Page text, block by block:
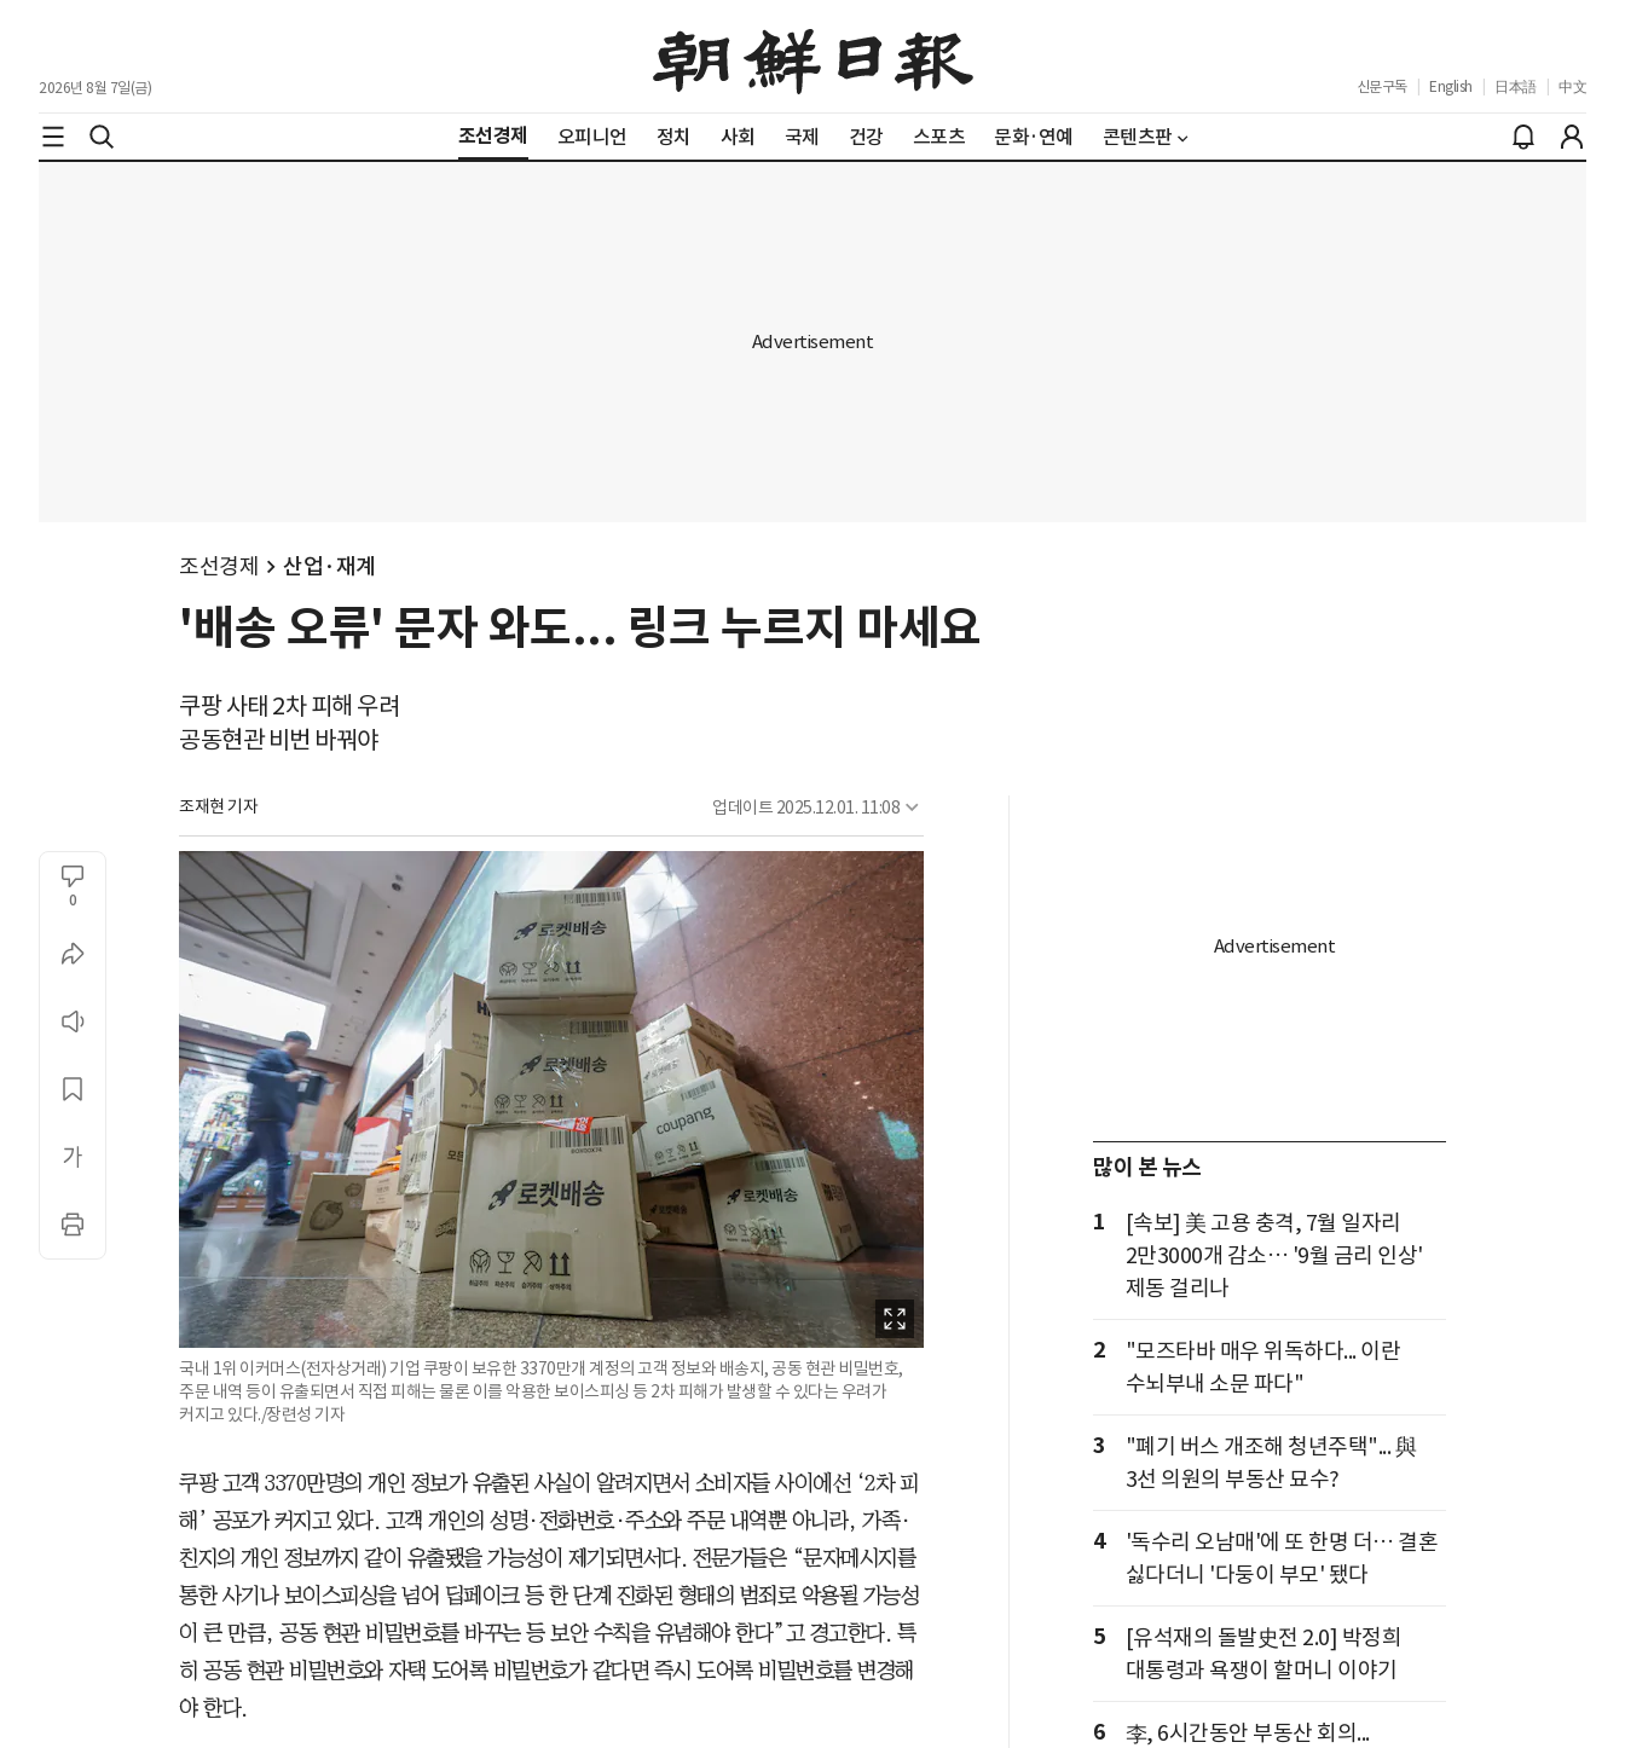
2026년 8월 7일(금) 신문구독 English 日本語 中文
조선경제 오피니언 정치 사회 국제 건강 스포츠 문화·연예 콘텐츠판
조선경제 산업·재계
'배송 오류' 문자 와도... 링크 누르지 마세요
쿠팡 사태 2차 피해 우려
공동현관 비번 바꿔야
조재현 기자 업데이트 2025.12.01. 11:08
0
국내 1위 이커머스(전자상거래) 기업 쿠팡이 보유한 3370만개 계정의 고객 정보와 배송지, 공동 현관 비밀번호,
주문 내역 등이 유출되면서 직접 피해는 물론 이를 악용한 보이스피싱 등 2차 피해가 발생할 수 있다는 우려가
커지고 있다./장련성 기자
쿠팡 고객 3370만명의 개인 정보가 유출된 사실이 알려지면서 소비자들 사이에선 ‘2차 피
해’ 공포가 커지고 있다. 고객 개인의 성명·전화번호·주소와 주문 내역뿐 아니라, 가족·
친지의 개인 정보까지 같이 유출됐을 가능성이 제기되면서다. 전문가들은 “문자메시지를
통한 사기나 보이스피싱을 넘어 딥페이크 등 한 단계 진화된 형태의 범죄로 악용될 가능성
이 큰 만큼, 공동 현관 비밀번호를 바꾸는 등 보안 수칙을 유념해야 한다”고 경고한다. 특
히 공동 현관 비밀번호와 자택 도어록 비밀번호가 같다면 즉시 도어록 비밀번호를 변경해
야 한다.
많이 본 뉴스
1
[속보] 美 고용 충격, 7월 일자리
2만3000개 감소… '9월 금리 인상'
제동 걸리나
2
"모즈타바 매우 위독하다... 이란
수뇌부내 소문 파다"
3
"폐기 버스 개조해 청년주택"... 與
3선 의원의 부동산 묘수?
4
'독수리 오남매'에 또 한명 더… 결혼
싫다더니 '다둥이 부모' 됐다
5
[유석재의 돌발史전 2.0] 박정희
대통령과 욕쟁이 할머니 이야기
6
李, 6시간동안 부동산 회의...